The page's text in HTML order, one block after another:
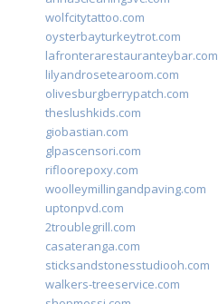
wolfcitytattoo.com
oysterbayturkeytrot.com
lafronterarestauranteybar.com
lilyandrosetearoom.com
olivesburgberrypatch.com
theslushkids.com
giobastian.com
glpascensori.com
rifloorepoxy.com
woolleymillingandpaving.com
uptonpvd.com
2troublegrill.com
casateranga.com
sticksandstonesstudiooh.com
walkers-treeservice.com